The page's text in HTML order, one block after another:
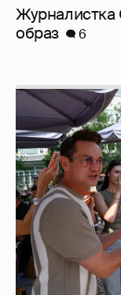
Анастасия
Оксана
фестиваля